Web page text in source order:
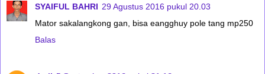
SYAIFUL BAHRI 29 Agustus 2016 pukul 20.03
Mator sakalangkong gan, bisa eangghuy pole tang mp250
Balas